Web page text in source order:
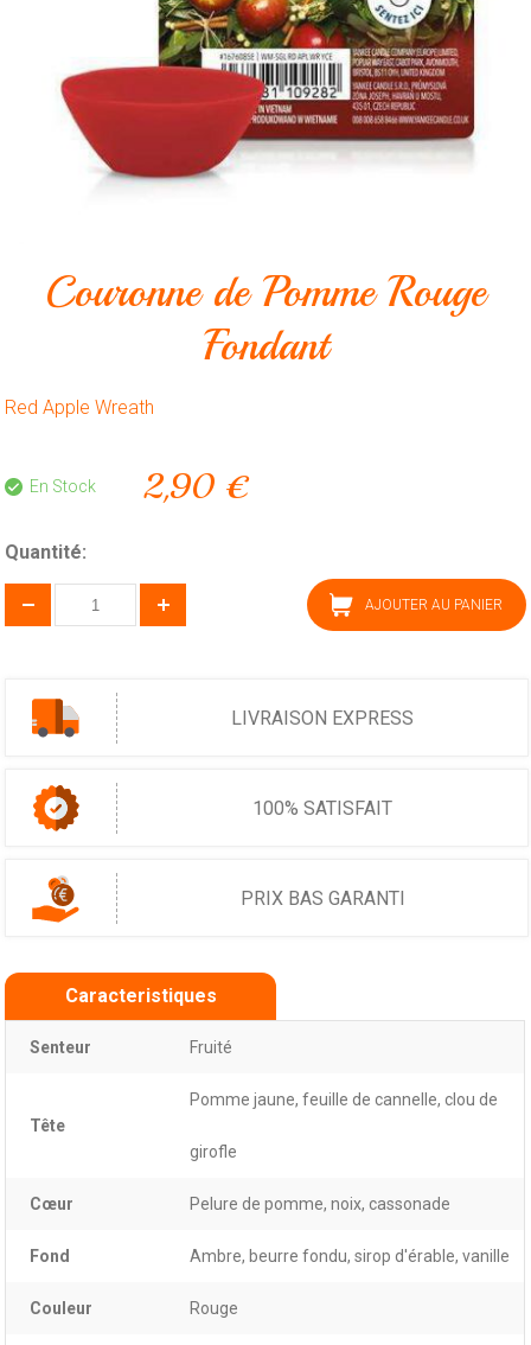
Outillage
Produits
ménagers
Couronne de Pomme Rouge
Fondant
Red Apple Wreath
En Stock 2,90 €
Quantité:
AJOUTER AU PANIER
LIVRAISON EXPRESS
100% SATISFAIT
PRIX BAS GARANTI
Caracteristiques
Senteur Fruité
Tête
Pomme jaune, feuille de cannelle, clou de
girofle
Cœur Pelure de pomme, noix, cassonade
Fond Ambre, beurre fondu, sirop d'érable, vanille
Couleur Rouge